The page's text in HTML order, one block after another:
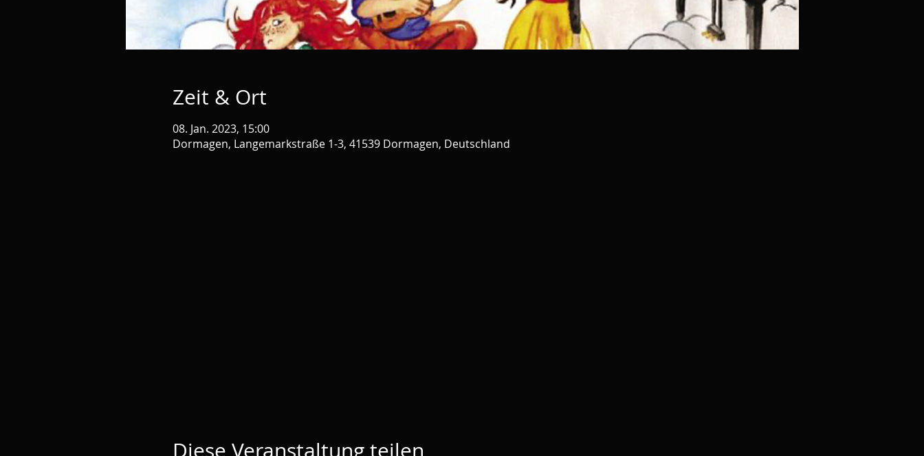
Zeit & Ort
08. Jan. 2023, 15:00
Dormagen, Langemarkstraße 1-3, 41539 Dormagen, Deutschland
Diese Veranstaltung teilen